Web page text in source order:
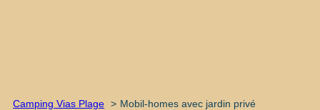
Camping Vias Plage Mobil-homes avec jardin privé